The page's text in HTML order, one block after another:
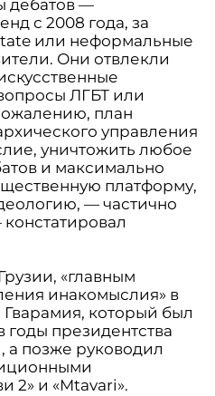
дебатов —
с 2008 года, за
или неформальные
Они отвлекли
ЛГБТ или
план
управления
уничтожить любое
и максимально
платформу,
— частично
«главным
инакомыслия» в
Гварамия, который был
президентства
позже руководил
2» и «Mtavari».